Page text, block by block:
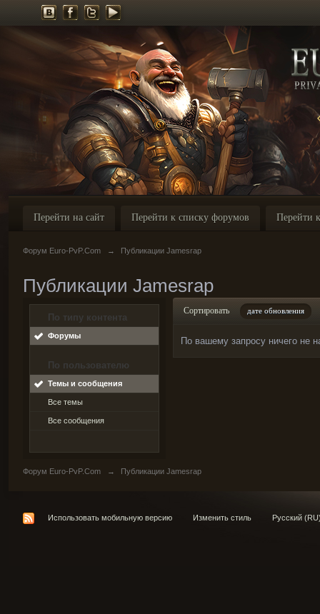
Перейти на сайт Перейти к списку форумов Перейти
Форум Euro-PvP.Com → Публикации Jamesrap
Публикации Jamesrap
По типу контента
Форумы
По пользователю
Темы и сообщения
Все темы
Все сообщения
Сортировать дате обновления
По вашему запросу ничего не
Форум Euro-PvP.Com → Публикации Jamesrap
Использовать мобильную версию Изменить стиль Русский